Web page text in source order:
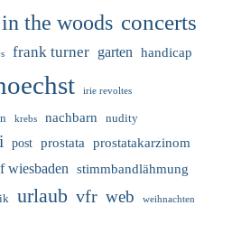
the woods concerts
frank turner garten handicap
irie revoltes
krebs nachbarn nudity
post prostata prostatakarzinom
wiesbaden stimmbandlähmung
urlaub vfr web weihnachten